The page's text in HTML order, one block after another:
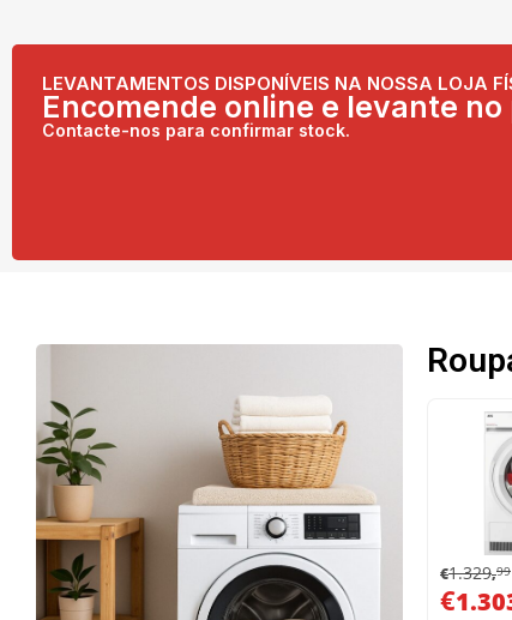
LEVANTAMENTOS DISPONÍVEIS NA NOSSA LOJA
Encomende online e levante
Contacte-nos para confirmar stock.
€1.329,99
€